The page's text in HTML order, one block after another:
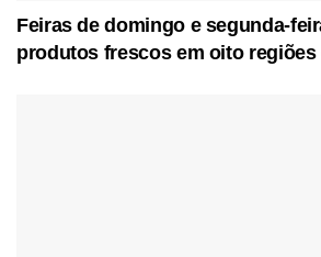
Feiras de domingo e segunda-
produtos frescos em oito regiões